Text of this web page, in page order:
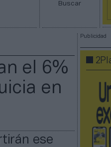
Buscar
el 6%
en
ese
Publicidad